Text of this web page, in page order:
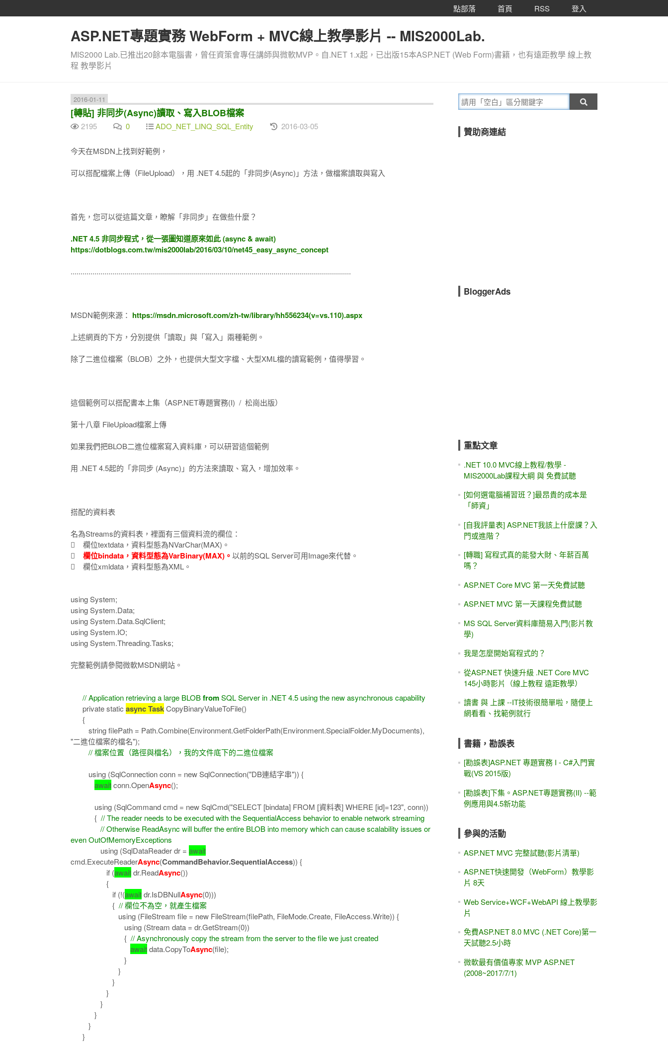
點部落 首頁 RSS 登入
ASP.NET專題實務 WebForm + MVC線上教學影片 -- MIS2000Lab.
MIS2000 Lab.已推出20餘本電腦書，曾任資策會專任講師與微軟MVP。自.NET 1.x起，已出版15本ASP.NET (Web Form)書籍，也有遠距教學 線上教
程 教學影片
2016-01-11
[轉貼] 非同步(Async)讀取、寫入BLOB檔案
2195 0 ADO_NET_LINQ_SQL_Entity 2016-03-05
今天在MSDN上找到好範例，
可以搭配檔案上傳（FileUpload），用 .NET 4.5起的「非同步(Async)」方法，做檔案讀取與寫入
首先，您可以從這篇文章，瞭解「非同步」在做些什麼？
.NET 4.5 非同步程式，從一張圖知道原來如此 (async & await)
https://dotblogs.com.tw/mis2000lab/2016/03/10/net45_easy_async_concept
.............................................................................................................................................
MSDN範例來源： https://msdn.microsoft.com/zh-tw/library/hh556234(v=vs.110).aspx
上述網頁的下方，分別提供「讀取」與「寫入」兩種範例。
除了二進位檔案（BLOB）之外，也提供大型文字檔、大型XML檔的讀寫範例，值得學習。
這個範例可以搭配書本上集（ASP.NET專題實務(I) / 松崗出版）
第十八章 FileUpload檔案上傳
如果我們把BLOB二進位檔案寫入資料庫，可以研習這個範例
用 .NET 4.5起的「非同步 (Async)」的方法來讀取、寫入，增加效率。
搭配的資料表
名為Streams的資料表，裡面有三個資料流的欄位：
 欄位textdata，資料型態為NVarChar(MAX)。
 欄位bindata，資料型態為VarBinary(MAX)。以前的SQL Server可用Image來代替。
 欄位xmldata，資料型態為XML。
using System;
using System.Data;
using System.Data.SqlClient;
using System.IO;
using System.Threading.Tasks;
完整範例請參閱微軟MSDN網站。
// Application retrieving a large BLOBfromSQL Server in .NET 4.5 using the new asynchronous capability
private static async TaskCopyBinaryValueToFile()
{
string filePath = Path.Combine(Environment.GetFolderPath(Environment.SpecialFolder.MyDocuments),
"二進位檔案的檔名");
// 檔案位置（路徑與檔名），我的文件底下的二進位檔案
using (SqlConnection conn = new SqlConnection("DB連結字串")) {
awaitconn.OpenAsync();
using (SqlCommand cmd = new SqlCmd("SELECT [bindata] FROM [資料表] WHERE [id]=123", conn))
{ // The reader needs to be executed with the SequentialAccess behavior to enable network streaming
// Otherwise ReadAsync will buffer the entire BLOB into memory which can cause scalability issues or
even OutOfMemoryExceptions
using (SqlDataReader dr = await
cmd.ExecuteReaderAsync(CommandBehavior.SequentialAccess)) {
if (awaitdr.ReadAsync())
{
if (!(awaitdr.IsDBNullAsync(0)))
{ // 欄位不為空，就產生檔案
using (FileStream file = new FileStream(filePath, FileMode.Create, FileAccess.Write)) {
using (Stream data = dr.GetStream(0))
{ // Asynchronously copy the stream from the server to the file we just created
awaitdata.CopyToAsync(file);
}
}
}
}
}
}
}
}
贊助商連結
BloggerAds
重點文章
.NET 10.0 MVC線上教程/教學 -
MIS2000Lab課程大綱 與 免費試聽
[如何選電腦補習班？]最昂貴的成本是
「師資」
[自我評量表] ASP.NET我該上什麼課？入
門或進階？
[轉職] 寫程式真的能發大財、年薪百萬
嗎？
ASP.NET Core MVC 第一天免費試聽
ASP.NET MVC 第一天課程免費試聽
MS SQL Server資料庫簡易入門(影片教
學)
我是怎麼開始寫程式的？
從ASP.NET 快速升級 .NET Core MVC
145小時影片（線上教程 遠距教學）
讀書 與 上課 --IT技術很簡單啦，隨便上
網看看、找範例就行
書籍，勘誤表
[勘誤表]ASP.NET 專題實務 I - C#入門實
戰(VS 2015版)
[勘誤表]下集。ASP.NET專題實務(II) --範
例應用與4.5新功能
參與的活動
ASP.NET MVC 完整試聽(影片清單)
ASP.NET快速開發（WebForm）教學影
片 8天
Web Service+WCF+WebAPI 線上教學影
片
免費ASP.NET 8.0 MVC (.NET Core)第一
天試聽2.5小時
微軟最有價值專家 MVP ASP.NET
(2008~2017/7/1)